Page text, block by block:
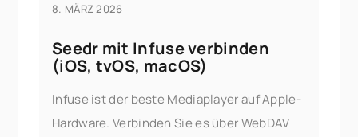
8. MÄRZ 2026
Seedr mit Infuse verbinden
(iOS, tvOS, macOS)
Infuse ist der beste Mediaplayer auf Apple-
Hardware. Verbinden Sie es über WebDAV